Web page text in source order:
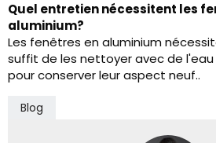
Quel entretien nécessitent les
aluminium?
Les fenêtres en aluminium
suffit de les nettoyer avec de
pour conserver leur aspect neuf..
Blog